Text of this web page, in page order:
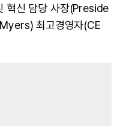
혁신 담당 사장(Preside
최고경영자(CE